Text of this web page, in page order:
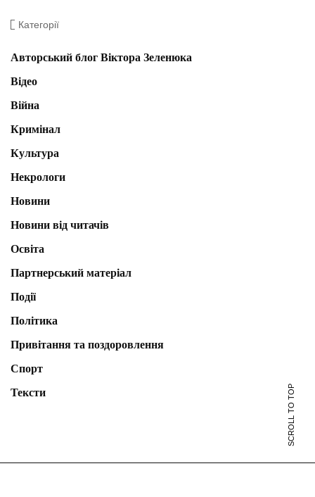
Категорії
Авторський блог Віктора Зеленюка
Відео
Війна
Кримінал
Культура
Некрологи
Новини
Новини від читачів
Освіта
Партнерський матеріал
Події
Політика
Привітання та поздоровлення
Спорт
Тексти
SCROLL TO TOP